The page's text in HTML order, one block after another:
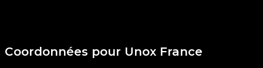
Coordonnées pour Unox France